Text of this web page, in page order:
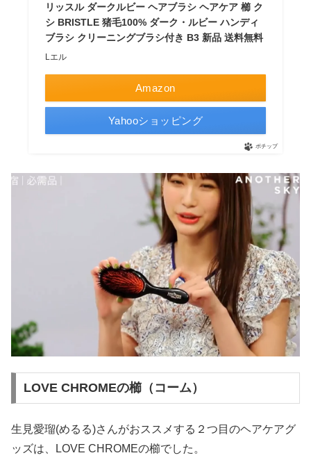
リッスル ダークルビー ヘアブラシ ヘアケア 櫛 ク
シ BRISTLE 猪毛100% ダーク・ルビー ハンディ
ブラシ クリーニングブラシ付き B3 新品 送料無料
Lエル
Amazon
Yahooショッピング
ポチップ
LOVE CHROMEの櫛（コーム）
生見愛瑠(めるる)さんがおススメする２つ目のヘアケアグ
ッズは、LOVE CHROMEの櫛でした。